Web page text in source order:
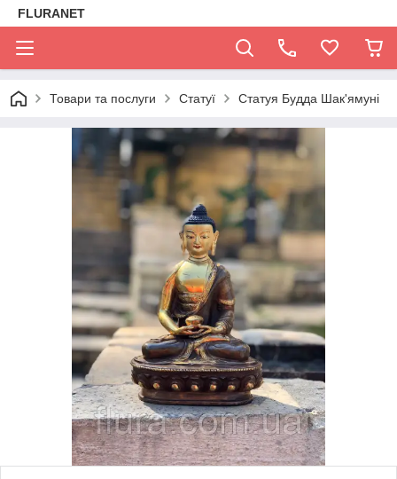
FLURANET
Товари та послуги Статуї Статуя Будда Шак'ямуні